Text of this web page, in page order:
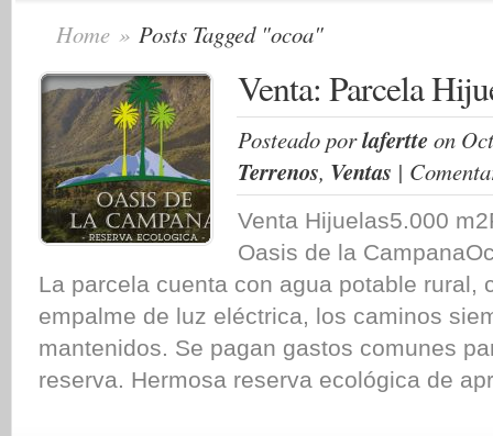
Home » Posts Tagged "ocoa"
Venta: Parcela
Posteado porlafertteon
Terrenos, Ventas |
Venta Hijuelas5.000
Oasis de la
La parcela cuenta con agua potable rural,
empalme de luz eléctrica, los caminos
mantenidos. Se pagan gastos comunes
reserva. Hermosa reserva ecológica de